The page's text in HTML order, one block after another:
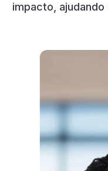
impacto,